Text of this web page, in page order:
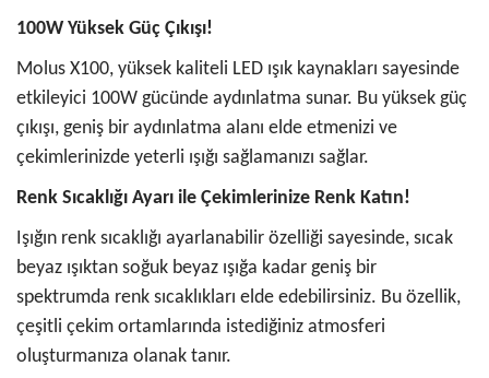
100W Yüksek Güç Çıkışı!
Molus X100, yüksek kaliteli LED ışık kaynakları sayesinde
etkileyici 100W gücünde aydınlatma sunar. Bu yüksek güç
çıkışı, geniş bir aydınlatma alanı elde etmenizi ve
çekimlerinizde yeterli ışığı sağlamanızı sağlar.
Renk Sıcaklığı Ayarı ile Çekimlerinize Renk Katın!
Işığın renk sıcaklığı ayarlanabilir özelliği sayesinde, sıcak
beyaz ışıktan soğuk beyaz ışığa kadar geniş bir
spektrumda renk sıcaklıkları elde edebilirsiniz. Bu özellik,
çeşitli çekim ortamlarında istediğiniz atmosferi
oluşturmanıza olanak tanır.